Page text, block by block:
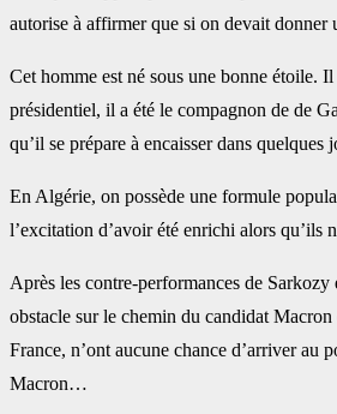
autorise à affirmer que si on devait donner
Cet homme est né sous une bonne étoile.
présidentiel, il a été le compagnon de de
qu’il se prépare à encaisser dans
En Algérie, on possède une formule
l’excitation d’avoir été enrichi alors qu’ils
Après les contre-performances de
obstacle sur le chemin du candidat Macron
France, n’ont aucune chance d’arriver au
Macron…